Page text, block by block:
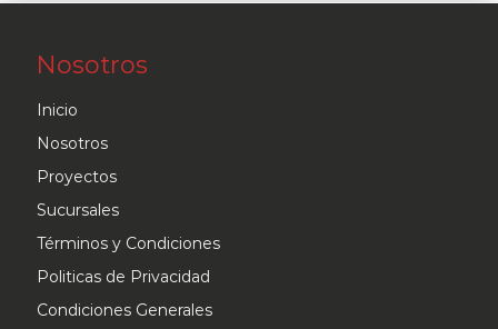
Nosotros
Inicio
Nosotros
Proyectos
Sucursales
Términos y Condiciones
Politicas de Privacidad
Condiciones Generales